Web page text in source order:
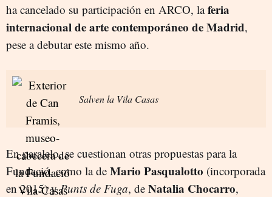
ha cancelado su participación en ARCO, laferia
internacional de arte contemporáneo de Madrid,
pese a debutar este mismo año.
Salven la Vila Casas
En paralelo, se cuestionan otras propuestas para la
Fundació, como la de Mario Pasqualotto (incorporada
en 2015) yPunts de Fuga, de Natalia Chocarro,